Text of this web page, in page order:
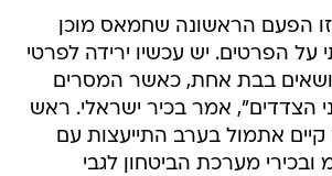
הפעם הראשונה שחמאס מוכן
על הפרטים. יש עכשיו ירידה לפרטי
בבת אחת, כאשר המסרים
הצדדים", אמר בכיר ישראלי. ראש
אתמול בערב התייעצות עם
ובכירי מערכת הביטחון לגבי